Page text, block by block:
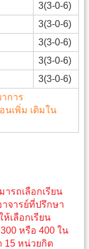
3(3-0-6)
3(3-0-6)
3(3-0-6)
3(3-0-6)
3(3-0-6)
การ
นเพิ่ม เติมใน
รถเลือกเรียน
จารย์ที่ปรึกษา
เลือกเรียน
หรือ 400 ใน
15 หน่วยกิต